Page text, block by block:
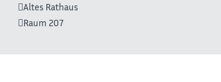
Altes Rathaus
Raum 207